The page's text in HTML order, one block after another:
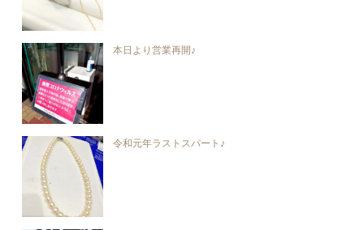
本日より営業再開♪
令和元年ラストスパート♪